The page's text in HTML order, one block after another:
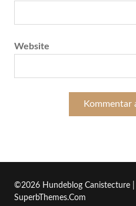
Website
©2026 Hundeblog Canistecture
SuperbThemes.Com